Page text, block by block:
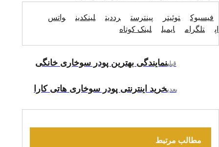
فیسبوک توئیتر پینترست رددیت لینکدین
واتس
اپ
تلگرام ایمیل لینک کوتاه
قبلینمایندگی بهترین پودر سوخاری خانگی
بعدیخرید اینترنتی پودر سوخاری هاتی کارا
مطالب مرتبط